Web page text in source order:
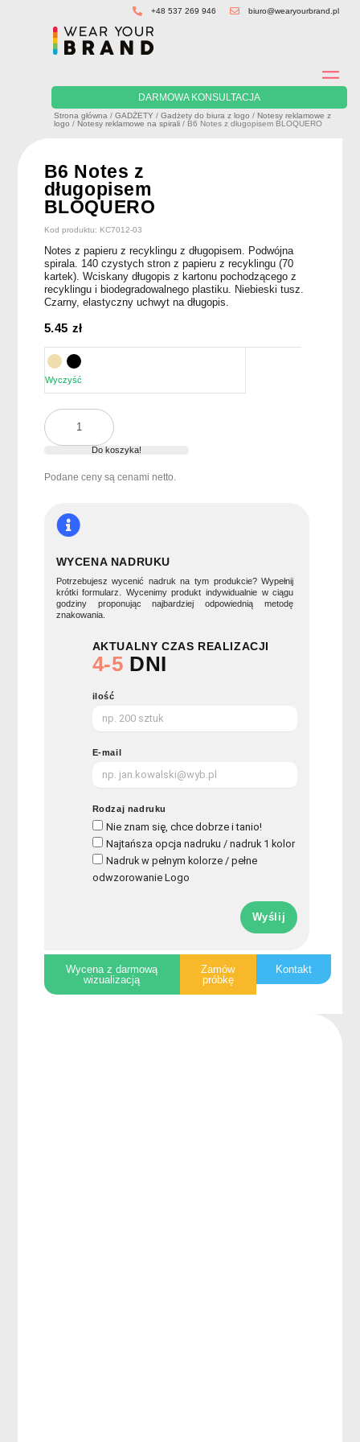
+48 537 269 946 biuro@wearyourbrand.pl
DARMOWA KONSULTACJA
Strona główna /GADŻETY /Gadżety do biura z logo / Notesy reklamowe z
logo / Notesy reklamowe na spirali / B6 Notes z długopisem BLOQUERO
B6 Notes z
długopisem
BLOQUERO
Kod produktu: KC7012-03
Notes z papieru z recyklingu z długopisem. Podwójna
spirala. 140 czystych stron z papieru z recyklingu (70
kartek). Wciskany długopis z kartonu pochodzącego z
recyklingu i biodegradowalnego plastiku. Niebieski tusz.
Czarny, elastyczny uchwyt na długopis.
5.45 zł
Wyczyść
ilość
B6
Notes
długopisem
Do koszyka!
Podane ceny są cenami netto.
WYCENA NADRUKU
Potrzebujesz wycenić nadruk na tym produkcie? Wypełnij
krótki formularz. Wycenimy produkt indywidualnie w ciągu
godziny proponując najbardziej odpowiednią metodę
znakowania.
AKTUALNY CZAS REALIZACJI
4-5 DNI
ilość
E-mail
Rodzaj nadruku
Nie znam się, chce dobrze i tanio!
Najtańsza opcja nadruku / nadruk 1 kolor
Nadruk w pełnym kolorze / pełne
odwzorowanie Logo
Wyślij
Wycena z darmową
wizualizacją
Zamów
próbkę
Kontakt